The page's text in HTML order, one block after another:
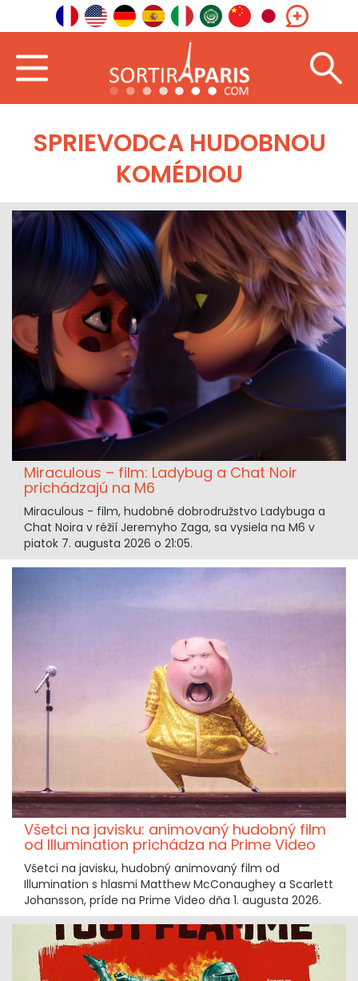
SPRIEVODCA HUDOBNOU
KOMÉDIOU
Miraculous – film: Ladybug a Chat Noir
prichádzajú na M6
Miraculous - film, hudobné dobrodružstvo Ladybuga a
Chat Noira v réžií Jeremyho Zaga, sa vysiela na M6 v
piatok 7. augusta 2026 o 21:05.
Všetci na javisku: animovaný hudobný film
od Illumination prichádza na Prime Video
Všetci na javisku, hudobný animovaný film od
Illumination s hlasmi Matthew McConaughey a Scarlett
Johansson, príde na Prime Video dňa 1. augusta 2026.